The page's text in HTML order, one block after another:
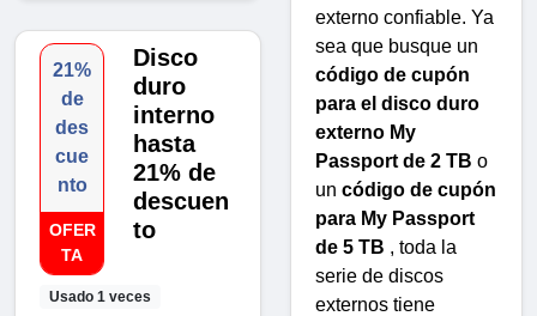
21%
de
des
cue
nto
OFER
TA
Usado 1 veces
Disco
duro
interno
hasta
21% de
descuen
to
externo confiable. Ya
sea que busque un
código de cupón
para el disco duro
externo My
Passport de 2 TB o
un código de cupón
para My Passport
de 5 TB , toda la
serie de discos
externos tiene